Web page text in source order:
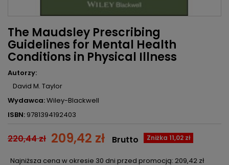
The Maudsley Prescribing
Guidelines for Mental Health
Conditions in Physical Illness
Autorzy:
David M. Taylor
Wydawca:Wiley-Blackwell
ISBN: 9781394192403
220,44 zł 209,42 zł Zniżka 11,02 zł
Brutto
Najniższa cena w okresie 30 dni przed promocją: 209,42 zł